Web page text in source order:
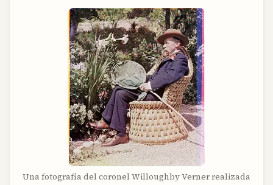
Una fotografía del coronel Willoughby Verner realizada